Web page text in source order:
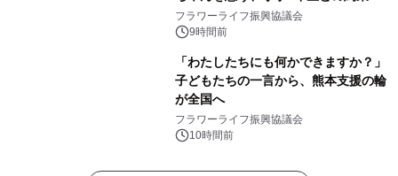
フラワーライフ振興協議会
9時間前
「わたしたちにも何かできますか？」
子どもたちの一言から、熊本支援の輪
が全国へ
フラワーライフ振興協議会
10時間前